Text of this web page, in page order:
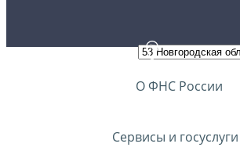
О ФНС России
Сервисы и госуслуги